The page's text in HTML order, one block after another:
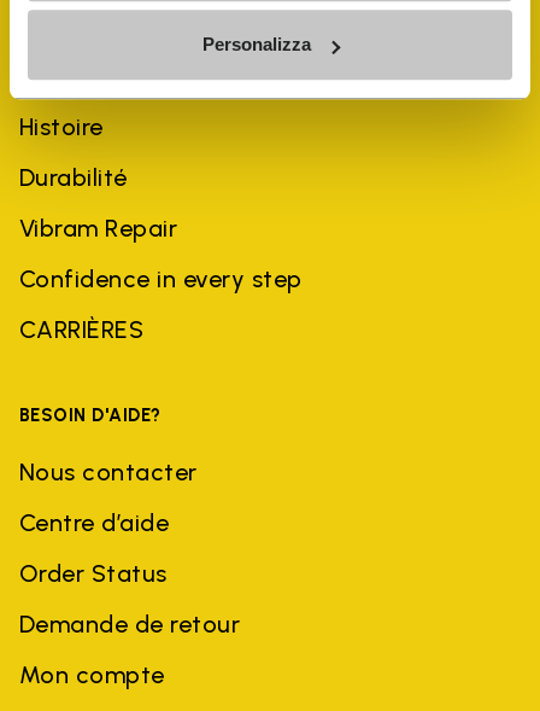
Personalizza
Histoire
Durabilité
Vibram Repair
Confidence in every step
CARRIÈRES
BESOIN D'AIDE?
Nous contacter
Centre d’aide
Order Status
Demande de retour
Mon compte